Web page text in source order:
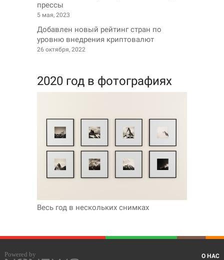
прессы
5 мая, 2023
Добавлен новый рейтинг стран по
уровню внедрения криптовалют
26 октября, 2022
2020 год в фотографиях
Весь год в нескольких снимках
О НАС